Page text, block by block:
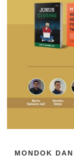
MONDOK